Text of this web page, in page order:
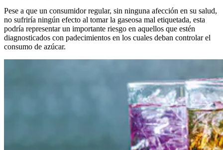
Pese a que un consumidor regular, sin ninguna afección en su salud,
no sufriría ningún efecto al tomar la gaseosa mal etiquetada, esta
podría representar un importante riesgo en aquellos que estén
diagnosticados con padecimientos en los cuales deban controlar el
consumo de azúcar.